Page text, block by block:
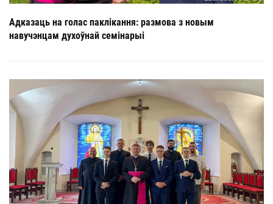
Адказаць на голас паклікання: размова з новым
навучэнцам духоўнай семінарыі